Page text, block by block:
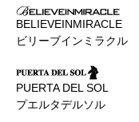
BELIEVEINMIRACLE
ビリーブインミラクル
PUERTA DEL SOL
プエルタデルソル